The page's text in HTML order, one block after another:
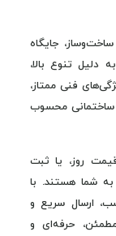
جایگاه
تنوع بالا،
فنی ممتاز،
ساختمانی محسوب
روز، یا ثبت
شما هستند. با
ارسال سریع و
حرفه‌ای و